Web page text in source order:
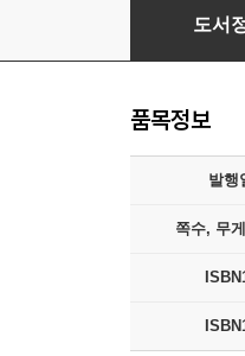
만질수록 똑
도서
품목정보
발행
쪽수, 무